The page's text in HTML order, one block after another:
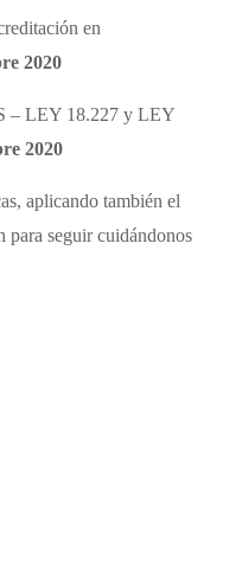
en
2020
– LEY 18.227 y LEY
2020
aplicando también el
para seguir cuidándonos